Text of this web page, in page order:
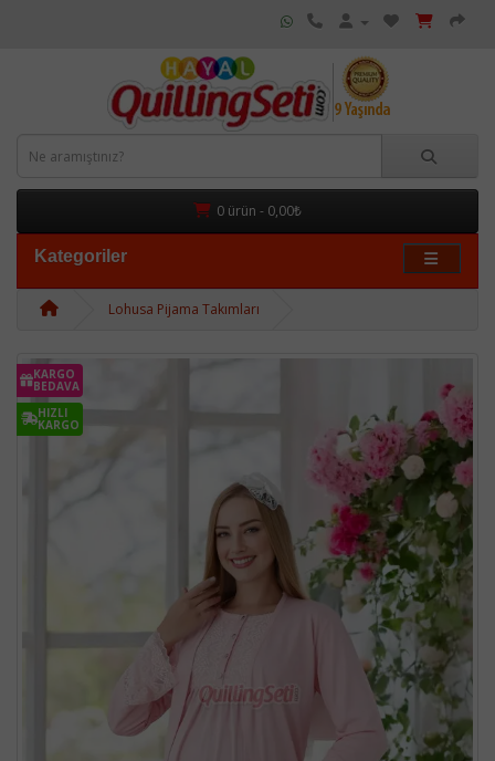
0 ürün - 0,00₺
Kategoriler
Lohusa Pijama Takımları
KARGO
BEDAVA
HIZLI
KARGO